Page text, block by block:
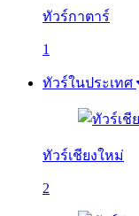
ทัวร์กาตาร์
1
ทัวร์ในประเทศ
ทัวร์เชียงใหม่
2